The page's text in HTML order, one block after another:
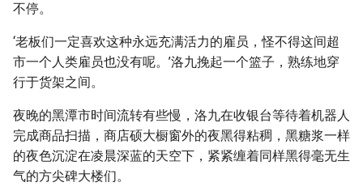
不停。
‘老板们一定喜欢这种永远充满活力的雇员，怪不得这间超
市一个人类雇员也没有呢。’洛九挽起一个篮子，熟练地穿
行于货架之间。
夜晚的黑潭市时间流转有些慢，洛九在收银台等待着机器人
完成商品扫描，商店硕大橱窗外的夜黑得粘稠，黑糖浆一样
的夜色沉淀在凌晨深蓝的天空下，紧紧缠着同样黑得毫无生
气的方尖碑大楼们。